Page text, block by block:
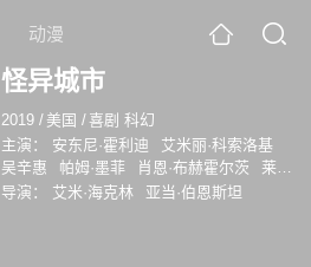
动漫
怪异城市
2019 / 美国 /喜剧 科幻
主演：
安东尼·霍利迪
艾米丽·科索洛基
吴辛惠
帕姆·墨菲 肖恩·布赫霍尔茨
莱瓦
尔·伯顿
莎拉·吉尔伯特 迈克尔·塞拉
导演： 艾米·海克林 亚当·伯恩斯坦